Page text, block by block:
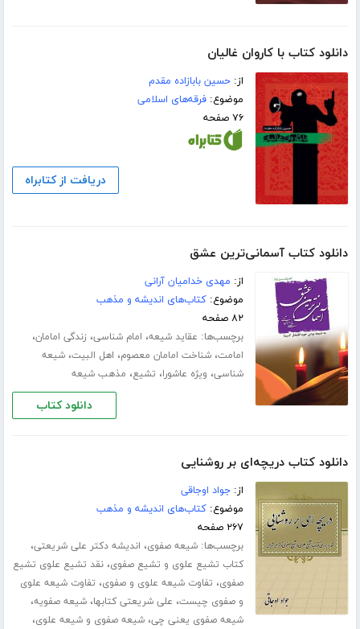
دانلود کتاب با کاروان غالیان
از:حسین بابازاده مقدم
موضوع:فرقه‌های اسلامی
۷۶ صفحه
دریافت از کتابراه
دانلود کتاب آسمانی‌ترین عشق
از: مهدی خدامیان آرانی
موضوع:کتاب‌های اندیشه و مذهب
۸۲ صفحه
برچسب‌ها: عقاید شیعه، امام شناسی، زندگی امامان،
امامت،شناخت امامان معصوم، اهل البیت،شیعه
شناسی، ویژه عاشورا، تشیع، مذهب شیعه
دانلود کتاب
دانلود کتاب دریچه‌ای بر روشنایی
از:جواد اوجاقی
موضوع:کتاب‌های اندیشه و مذهب
۲۶۷ صفحه
برچسب‌ها:شیعه صفوی، اندیشه دکتر علی شریعتی،
کتاب تشیع علوی و تشیع صفوی،نقد تشیع علوی تشیع
صفوی، تفاوت شیعه علوی و صفوی، تفاوت شیعه علوی
و صفوی چیست، علی شریعتی کتابها،شیعه صفویه،
شیعه صفوی یعنی چی،شیعه صفوی و شیعه علوی،